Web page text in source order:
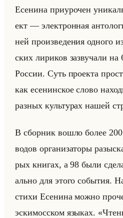
Есе­ни­на при­уро­чен
ект — элек­трон­ная
ней про­из­ве­де­ния од­но­го
ских ли­ри­ков за­зву­ча­ли на
Рос­сии. Суть про­ек­та
как есе­нин­ское слово
раз­ных культу­рах нашей
В сбор­ник вошло более
во­дов ор­га­ни­за­то­ры
рых кни­гах, а 98 были
ально для этого со­бы­тия.
стихи Есе­ни­на можно
эс­ки­мос­ском язы­ках.